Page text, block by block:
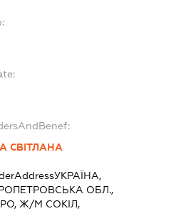
СВІТЛАНА
УКРАЇНА,
ОБЛ.,
Ж/М СОКІЛ,